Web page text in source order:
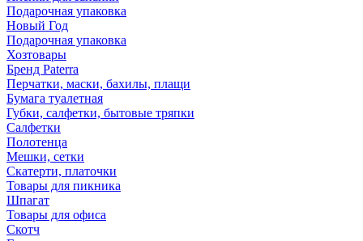
Подарочная упаковка
Новый Год
Подарочная упаковка
Хозтовары
Бренд Paterra
Перчатки, маски, бахилы, плащи
Бумага туалетная
Губки, салфетки, бытовые тряпки
Салфетки
Полотенца
Мешки, сетки
Скатерти, платочки
Товары для пикника
Шпагат
Товары для офиса
Скотч